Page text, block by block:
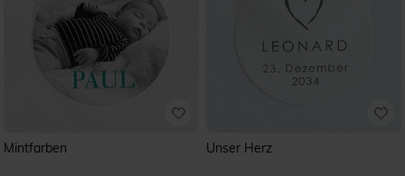
Mintfarben Unser Herz